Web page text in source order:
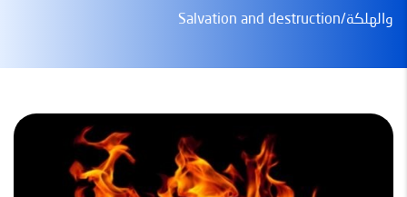
والهلكة/Salvation and destruction